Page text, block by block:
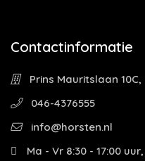
Contactinformatie
Prins Mauritslaan 10C,
046-4376555
info@horsten.nl
Ma - Vr 8:30 - 17:00